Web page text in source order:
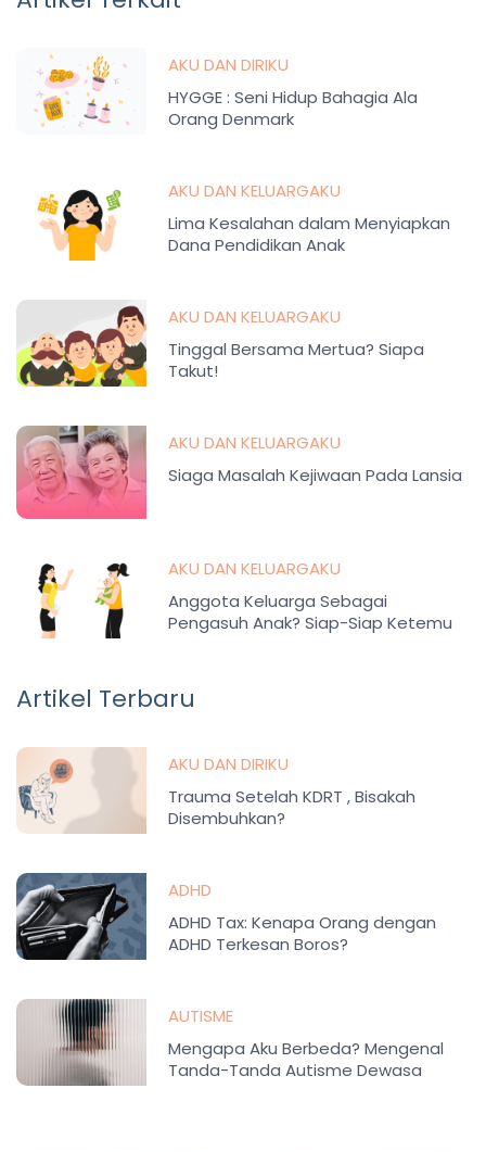
AKU DAN DIRIKU
HYGGE : Seni Hidup Bahagia Ala
Orang Denmark
AKU DAN KELUARGAKU
Lima Kesalahan dalam Menyiapkan
Dana Pendidikan Anak
AKU DAN KELUARGAKU
Tinggal Bersama Mertua? Siapa
Takut!
AKU DAN KELUARGAKU
Siaga Masalah Kejiwaan Pada Lansia
AKU DAN KELUARGAKU
Anggota Keluarga Sebagai
Pengasuh Anak? Siap-Siap Ketemu
Artikel Terbaru
AKU DAN DIRIKU
Trauma Setelah KDRT , Bisakah
Disembuhkan?
ADHD
ADHD Tax: Kenapa Orang dengan
ADHD Terkesan Boros?
AUTISME
Mengapa Aku Berbeda? Mengenal
Tanda-Tanda Autisme Dewasa